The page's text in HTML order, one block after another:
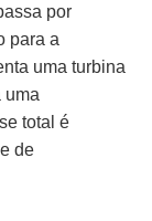
por
para a
uma turbina
uma
total é
de